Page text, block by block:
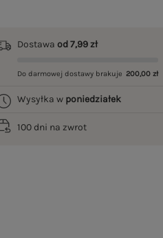
Dostawaod 7,99 zł
Do darmowej dostawy brakuje 200,00 zł
Wysyłka w poniedziałek
100 dni na zwrot